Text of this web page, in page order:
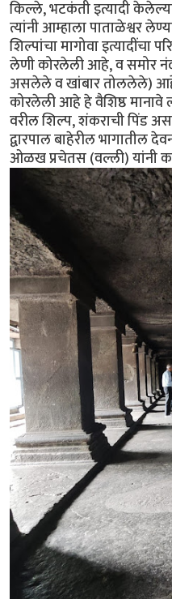
किल्ले, भटकंती इत्यादी
त्यांनी आम्हाला पाताळेश्वर
शिल्पांचा मागोवा
लेणी कोरलेली आहे, व समोर
असलेले व खांबार तोललेले)
कोरलेली आहे हे वैशिष्ठ मानावे
वरील शिल्प, शंकराची पिंड
द्वारपाल बाहेरील भागातील
ओळख प्रचेतस (वल्ली) यांनी